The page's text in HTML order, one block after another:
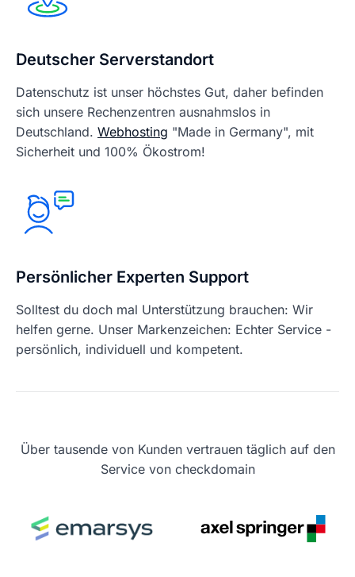
Deutscher Serverstandort
Datenschutz ist unser höchstes Gut, daher befinden
sich unsere Rechenzentren ausnahmslos in
Deutschland. Webhosting "Made in Germany", mit
Sicherheit und 100% Ökostrom!
Persönlicher Experten Support
Solltest du doch mal Unterstützung brauchen: Wir
helfen gerne. Unser Markenzeichen: Echter Service -
persönlich, individuell und kompetent.
Über tausende von Kunden vertrauen täglich auf den
Service von checkdomain